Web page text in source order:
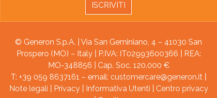
ISCRIVITI
© Generon S.p.A. | Via San Geminiano, 4 – 41030 San
Prospero (MO) – Italy | P.IVA: IT02993600366 | REA:
MO-348856 | Cap. Soc. 120.000 €
T: +39 059 8637161 – email: customercare@generon.it
Note legali
Privacy| Informativa Utenti
Centro privacy